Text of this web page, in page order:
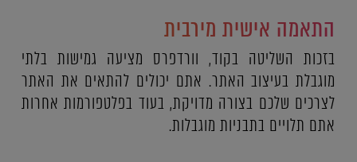
התאמה אישית מירבית
בזכות השליטה בקוד, וורדפרס מציעה גמישות בלתי
מוגבלת בעיצוב האתר. אתם יכולים להתאים את האתר
לצרכים שלכם בצורה מדויקת, בעוד בפלטפורמות אחרות
אתם תלויים בתבניות מוגבלות.